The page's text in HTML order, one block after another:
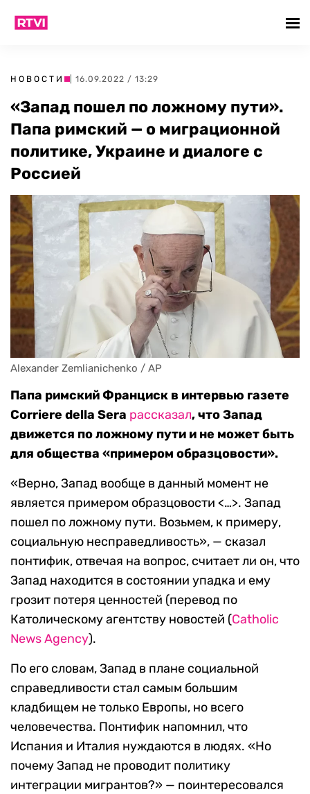
НОВОСТИ | 16.09.2022 / 13:29
«Запад пошел по ложному пути».
Папа римский — о миграционной
политике, Украине и диалоге с
Россией
Alexander Zemlianichenko / AP
Папа римский Франциск в интервью газете
Corriere della Sera рассказал, чтоЗапад
движется по ложному пути и не может быть
для общества «примером образцовости».
«Верно, Запад вообще в данный момент не
является примером образцовости <…>. Запад
пошел по ложному пути. Возьмем, к примеру,
социальную несправедливость», — сказал
понтифик, отвечая на вопрос, считает ли он, что
Запад находится в состоянии упадка и ему
грозит потеря ценностей (перевод по
Католическому агентству новостей (Catholic
News Agency).
По его словам, Запад в плане социальной
справедливости стал самым большим
кладбищем не только Европы, но всего
человечества. Понтифик напомнил, что
Испания и Италия нуждаются в людях. «Но
почему Запад не проводит политику
интеграции мигрантов?» — поинтересовался